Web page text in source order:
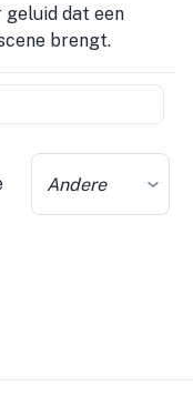
geluid dat een
brengt.
Andere